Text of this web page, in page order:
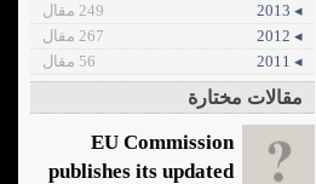
◂ 2013
249 مقال
◂ 2012
267 مقال
◂ 2011
56 مقال
مقالات مختارة
EU Commission
publishes its updated